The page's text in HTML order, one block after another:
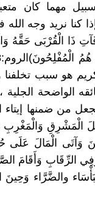
سبيل مهما كان
كنا نريد وجه
ذَا الْقُرْبَى حَقَّهُ
هو سبب تخلفنا
الواضحة
من ضمنها إيتاء
الْمَشْرِقِ وَالْمَغْرِبِ
وَآتَى الْمَالَ
الرِّقَابِ وَأَقَامَ
والضَّرَّاء